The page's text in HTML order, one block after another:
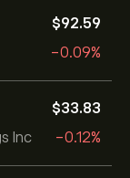
‎$‎92.59
-0.09%
Inc
‎$‎33.83
-0.12%